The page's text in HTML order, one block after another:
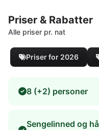
Priser & Rabatter
Alle priser pr. nat
Priser for 2026
8 (+2) personer
Sengelinned og